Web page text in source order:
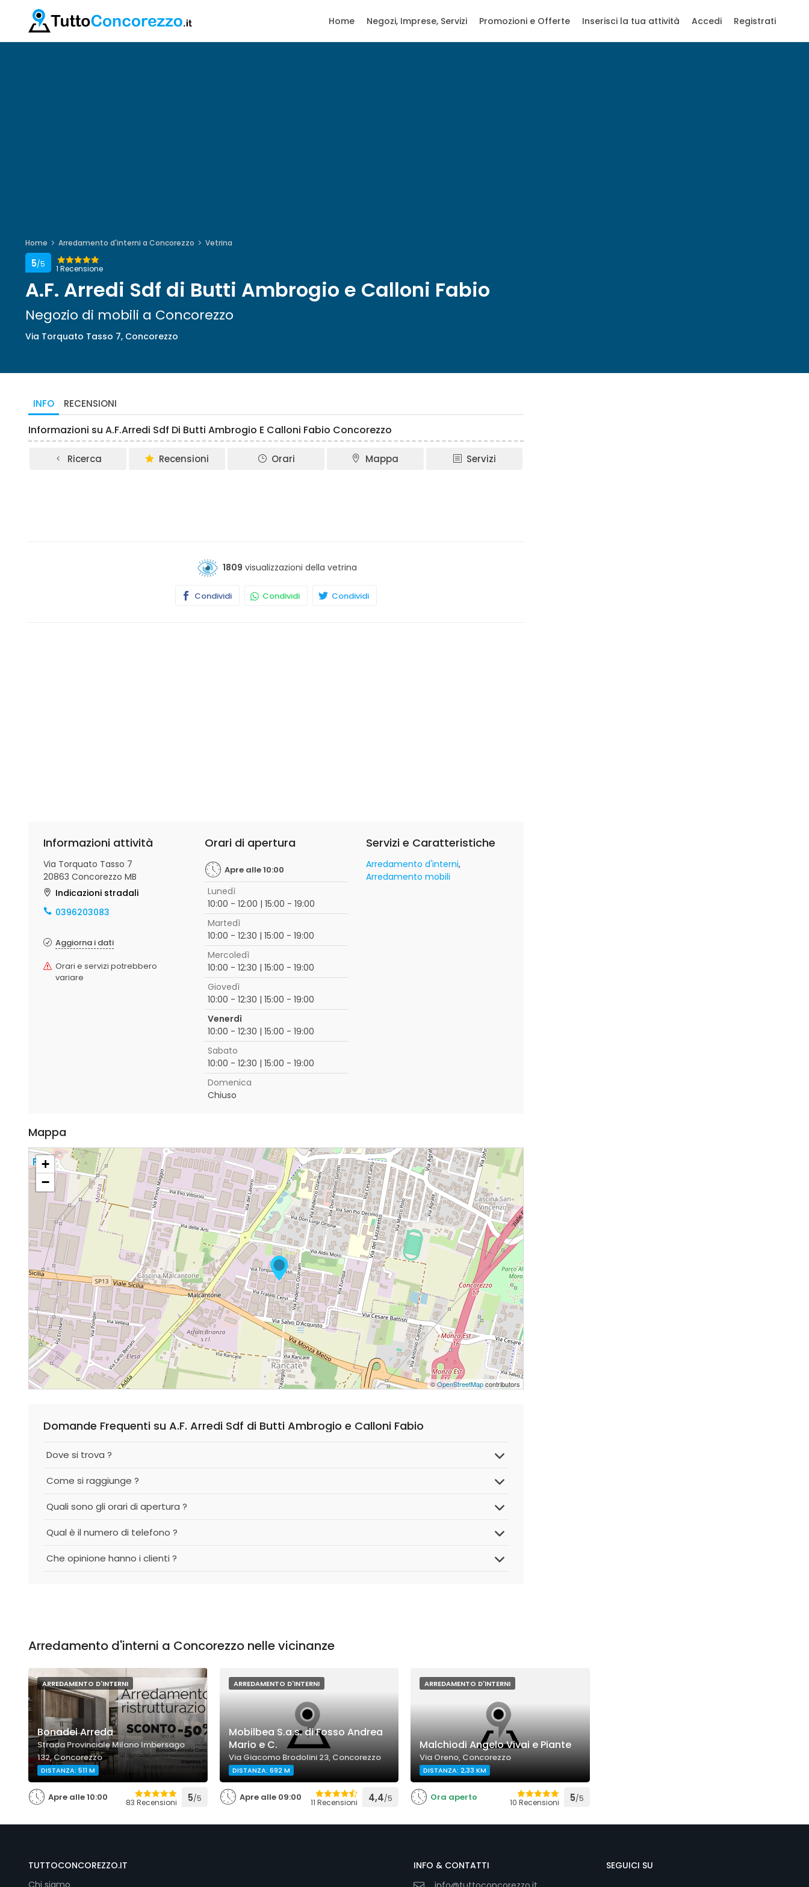
Home Negozi, Imprese, Servizi Promozioni e Offerte Inserisci la tua attività Accedi Registrati
Home Arredamento d'interni a Concorezzo Vetrina
1 Recensione
5/5
A.F. Arredi Sdf di Butti Ambrogio e Calloni Fabio
Negozio di mobili a Concorezzo
Via Torquato Tasso 7, Concorezzo
INFO RECENSIONI
Informazioni su A.F.Arredi Sdf Di Butti Ambrogio E Calloni Fabio Concorezzo
Ricerca Recensioni Orari Mappa Servizi
1809 visualizzazioni della vetrina
Condividi Condividi Condividi
Informazioni attività
Via Torquato Tasso 7
20863 Concorezzo MB
Indicazioni stradali
0396203083
Aggiorna i dati
Orari e servizi potrebbero
variare
Orari di apertura
Apre alle 10:00
Lunedì
10:00 - 12:00 | 15:00 - 19:00
Martedì
10:00 - 12:30 | 15:00 - 19:00
Mercoledì
10:00 - 12:30 | 15:00 - 19:00
Giovedì
10:00 - 12:30 | 15:00 - 19:00
Venerdì
10:00 - 12:30 | 15:00 - 19:00
Sabato
10:00 - 12:30 | 15:00 - 19:00
Domenica
Chiuso
Servizi e Caratteristiche
Arredamento d'interni
Arredamento mobili
Mappa
+
−
©OpenStreetMapcontributors
Domande Frequenti su A.F. Arredi Sdf di Butti Ambrogio e Calloni Fabio
Dove si trova ?
Come si raggiunge ?
Quali sono gli orari di apertura ?
Qual è il numero di telefono ?
Che opinione hanno i clienti ?
Arredamento d'interni a Concorezzo nelle vicinanze
ARREDAMENTO D'INTERNI
Bonadei Arreda
Strada Provinciale Milano Imbersago
132, Concorezzo
DISTANZA: 511 M
Apre alle 10:00 83 Recensioni 5/5
ARREDAMENTO D'INTERNI
Mobilbea S.a.s. di Fosso Andrea
Mario e C.
Via Giacomo Brodolini 23, Concorezzo
DISTANZA: 692 M
Apre alle 09:00 11 Recensioni 4,4/5
ARREDAMENTO D'INTERNI
Malchiodi Angelo Vivai e Piante
Via Oreno, Concorezzo
DISTANZA: 2,33 KM
Ora aperto 10 Recensioni 5/5
TUTTOCONCOREZZO.IT
Chi siamo
INFO & CONTATTI
SEGUICI SU